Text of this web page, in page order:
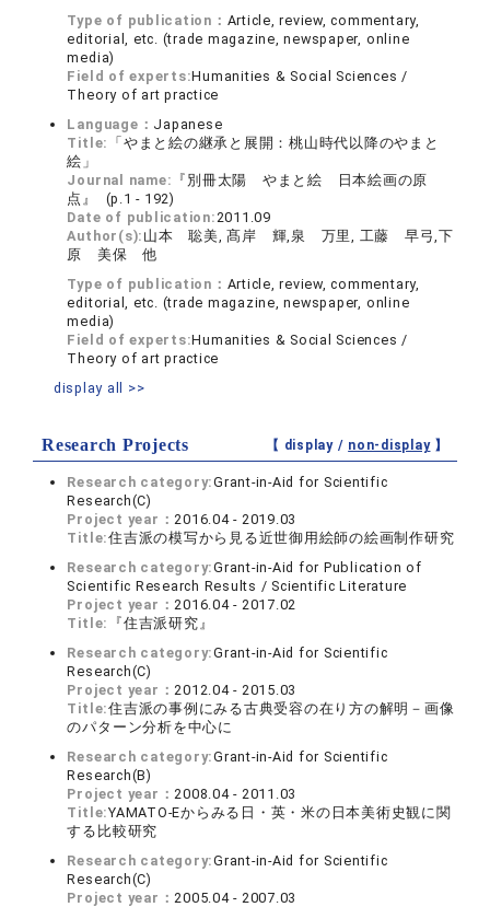
Type of publication： Article, review, commentary,
editorial, etc. (trade magazine, newspaper, online
media)
Field of experts:Humanities & Social Sciences /
Theory of art practice
Language： Japanese
Title: 「やまと絵の継承と展開：桃山時代以降のやまと
絵」
Journal name: 『別冊太陽 やまと絵 日本絵画の原
点』 (p.1 - 192)
Date of publication:2011.09
Author(s): 山本 聡美, 髙岸 輝,泉 万里, 工藤 早弓,下
原 美保 他
Type of publication： Article, review, commentary,
editorial, etc. (trade magazine, newspaper, online
media)
Field of experts:Humanities & Social Sciences /
Theory of art practice
display all >>
Research Projects 【 display / non-display】
Research category:Grant-in-Aid for Scientific
Research(C)
Project year：2016.04 - 2019.03
Title:住吉派の模写から見る近世御用絵師の絵画制作研究
Research category:Grant-in-Aid for Publication of
Scientific Research Results / Scientific Literature
Project year：2016.04 - 2017.02
Title:
『住吉派研究』
Research category:Grant-in-Aid for Scientific
Research(C)
Project year：2012.04 - 2015.03
Title:住吉派の事例にみる古典受容の在り方の解明－画像
のパターン分析を中心に
Research category:Grant-in-Aid for Scientific
Research(B)
Project year：2008.04 - 2011.03
Title:YAMATO-Eからみる日・英・米の日本美術史観に関
する比較研究
Research category:Grant-in-Aid for Scientific
Research(C)
Project year：2005.04 - 2007.03